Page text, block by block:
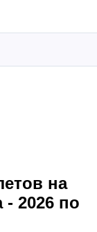
на
2026 по